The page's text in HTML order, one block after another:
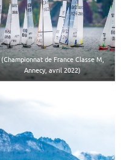
(Championnat de France Classe M,
Annecy, avril 2022)